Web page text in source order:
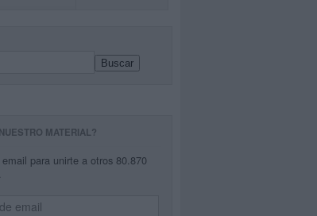
Buscar
MATERIAL?
para unirte a otros 80.870